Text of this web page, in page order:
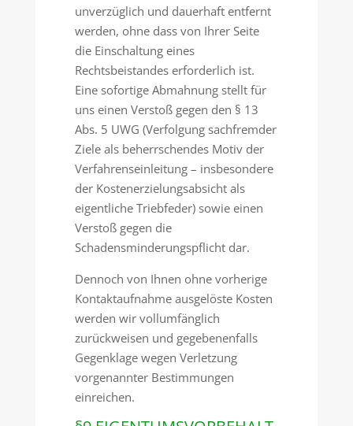
unverzüglich und dauerhaft entfernt
werden, ohne dass von Ihrer Seite
die Einschaltung eines
Rechtsbeistandes erforderlich ist.
Eine sofortige Abmahnung stellt für
uns einen Verstoß gegen den § 13
Abs. 5 UWG (Verfolgung sachfremder
Ziele als beherrschendes Motiv der
Verfahrenseinleitung – insbesondere
der Kostenerzielungsabsicht als
eigentliche Triebfeder) sowie einen
Verstoß gegen die
Schadensminderungspflicht dar.
Dennoch von Ihnen ohne vorherige
Kontaktaufnahme ausgelöste Kosten
werden wir vollumfänglich
zurückweisen und gegebenenfalls
Gegenklage wegen Verletzung
vorgenannter Bestimmungen
einreichen.